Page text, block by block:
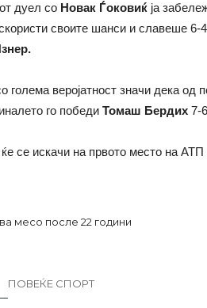
дуел со Новак Ѓоковиќ ја
своите шанси и славеше 6-
голема веројатност значи дека
го победи Томаш Бердих 7-
се искачи на првото место на
месо после 22 години
ПОВЕЌЕ СПОРТ